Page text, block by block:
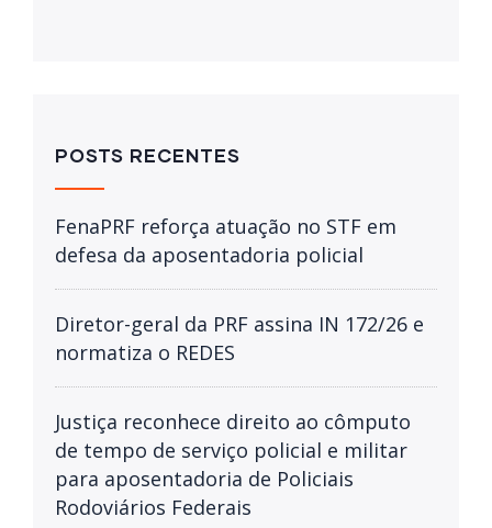
POSTS RECENTES
FenaPRF reforça atuação no STF em
defesa da aposentadoria policial
Diretor-geral da PRF assina IN 172/26 e
normatiza o REDES
Justiça reconhece direito ao cômputo
de tempo de serviço policial e militar
para aposentadoria de Policiais
Rodoviários Federais